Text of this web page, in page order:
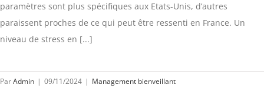
paramètres sont plus spécifiques aux Etats-Unis, d’autres
paraissent proches de ce qui peut être ressenti en France. Un
niveau de stress en [...]
ParAdmin | 09/11/2024 | Management bienveillant